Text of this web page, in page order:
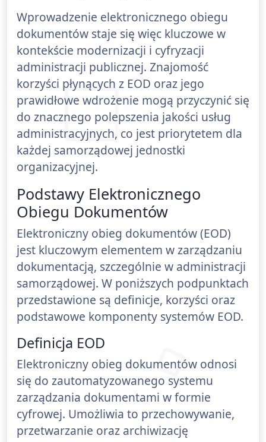
Wprowadzenie elektronicznego obiegu
dokumentów staje się więc kluczowe w
kontekście modernizacji i cyfryzacji
administracji publicznej. Znajomość
korzyści płynących z EOD oraz jego
prawidłowe wdrożenie mogą przyczynić się
do znacznego polepszenia jakości usług
administracyjnych, co jest priorytetem dla
każdej samorządowej jednostki
organizacyjnej.
Podstawy Elektronicznego
Obiegu Dokumentów
Elektroniczny obieg dokumentów (EOD)
jest kluczowym elementem w zarządzaniu
dokumentacją, szczególnie w administracji
samorządowej. W poniższych podpunktach
przedstawione są definicje, korzyści oraz
podstawowe komponenty systemów EOD.
Definicja EOD
Elektroniczny obieg dokumentów odnosi
się do zautomatyzowanego systemu
zarządzania dokumentami w formie
cyfrowej. Umożliwia to przechowywanie,
przetwarzanie oraz archiwizację